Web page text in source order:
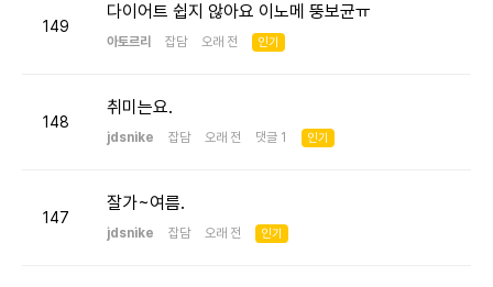
149
다이어트 쉽지 않아요 이노메 뚱보균ㅠ
아토르리 잡담 오래 전 인기
148
취미는요.
jdsnike 잡담 오래 전 댓글 1 인기
147
잘가~여름.
jdsnike 잡담 오래 전 인기